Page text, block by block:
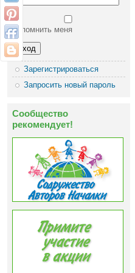
Запомнить меня
Зарегистрироваться
Запросить новый пароль
Сообщество
рекомендует!